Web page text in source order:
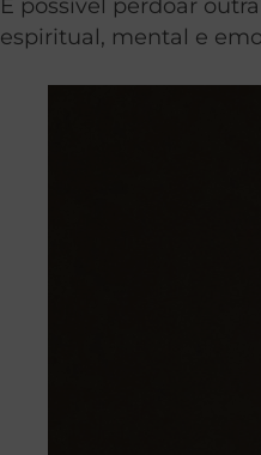
É possível perdoar
espiritual, mental e